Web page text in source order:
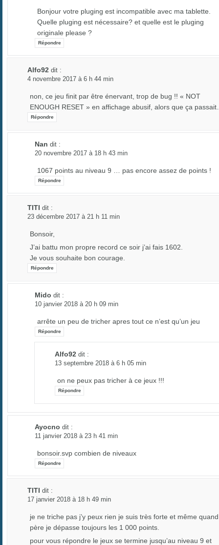
Bonjour votre pluging est incompatible avec ma tablette.
Quelle pluging est nécessaire? et quelle est le pluging
originale please ?
Répondre
Alfo92 dit :
4 novembre 2017 à 6 h 44 min
non, ce jeu finit par être énervant, trop de bug !! « NOT
ENOUGH RESET » en affichage abusif, alors que ça
Répondre
Nan dit :
20 novembre 2017 à 18 h 43 min
1067 points au niveau 9 … pas encore assez de points !
Répondre
TITI dit :
23 décembre 2017 à 21 h 11 min
Bonsoir,
J’ai battu mon propre record ce soir j’ai fais 1602.
Je vous souhaite bon courage.
Répondre
Mido dit :
10 janvier 2018 à 20 h 09 min
arrête un peu de tricher apres tout ce n’est qu’un jeu
Répondre
Alfo92 dit :
13 septembre 2018 à 6 h 05 min
on ne peux pas tricher à ce jeux !!!
Répondre
Ayocno dit :
11 janvier 2018 à 23 h 41 min
bonsoir.svp combien de niveaux
Répondre
TITI dit :
17 janvier 2018 à 18 h 49 min
je ne triche pas j’y peux rien je suis très forte et même
père je dépasse toujours les 1 000 points.
pour vous répondre le jeux se termine jusqu’au niveau 9 et